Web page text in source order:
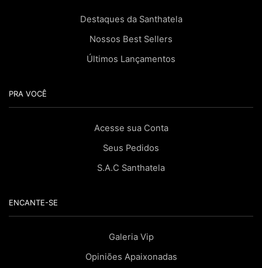
Destaques da Santhatela
Nossos Best Sellers
Últimos Lançamentos
PRA VOCÊ
Acesse sua Conta
Seus Pedidos
S.A.C Santhatela
ENCANTE-SE
Galeria Vip
Opiniões Apaixonadas